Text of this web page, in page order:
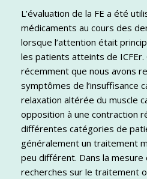
L’évaluation de la FE a été
médicaments au cours des
lorsque l’attention était
les patients atteints de ICFEr.
récemment que nous avons
symptômes de l’insuffisance
relaxation altérée du muscle
opposition à une contraction
différentes catégories de
généralement un traitement
peu différent. Dans la mesure
recherches sur le traitement